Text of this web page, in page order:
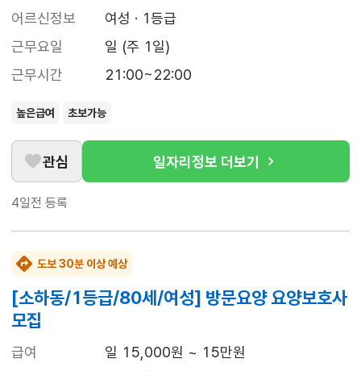
어르신정보
여성 · 1등급
근무요일
일 (주 1일)
근무시간
21:00~22:00
높은급여 초보가능
관심 일자리정보 더보기
4일전 등록
도보 30분 이상 예상
[소하동/1등급/80세/여성] 방문요양 요양보호사
모집
급여
일 15,000원 ~ 15만원